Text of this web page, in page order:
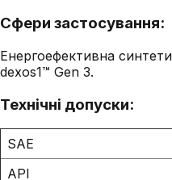
Сфери застосування:
Енергоефективна
dexos1™ Gen 3.
Технічні допуски:
SAE
API